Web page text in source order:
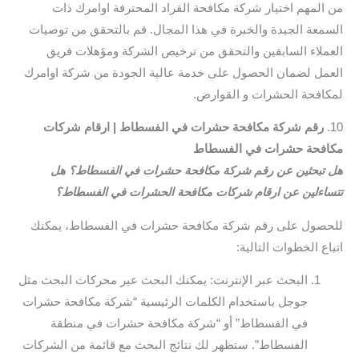
من المهم اختيار شركة مكافحة القراد المحترفة اوامرك ذات
السمعة الجيدة والخبرة في هذا المجال. قم بالتحقق من توصيات
العملاء السابقين والتحقق من ترخيص الشركة ومؤهلات فريق
العمل لضمان الحصول على خدمة عالية الجودة من شركة اوامرك
لمكافحة الحشرات و القوارض.
10. رقم شركة مكافحة حشرات في الفسطاط | ارقام شركات
مكافحة حشرات في الفسطاط
هل تبحثين عن رقم شركة مكافحة حشرات في الفسطاط؟ هل
تتساءلين عن ارقام شركات مكافحة الحشرات في الفسطاط؟
للحصول على رقم شركة مكافحة حشرات في الفسطاط، يمكنك
اتباع الخطوات التالية:
البحث عبر الإنترنت: يمكنك البحث عبر محركات البحث مثل
جوجل باستخدام الكلمات الرئيسية “شركة مكافحة حشرات
في الفسطاط” أو “شركة مكافحة حشرات في منطقة
الفسطاط”. ستظهر لك نتائج البحث مع قائمة من الشركات